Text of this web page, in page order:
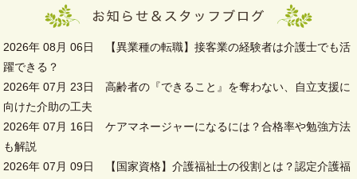
2026年 08月 06日
【異業種の転職】接客業の経験者は介護士でも活
躍できる？
2026年 07月 23日高齢者の『できること』を奪わない、自立支援に
向けた介助の工夫
2026年 07月 16日ケアマネージャーになるには？合格率や勉強方法
も解説
2026年 07月 09日
【国家資格】介護福祉士の役割とは？認定介護福